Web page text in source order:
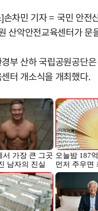
손차민 기자 = 국민 안전
산악안전교육센터가 문
부 산하 국립공원공단
터 개소식을 개최했다.